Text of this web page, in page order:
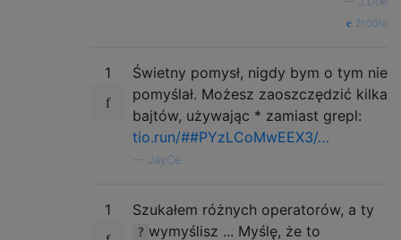
źródło
1
Świetny pomysł, nigdy bym o tym nie
pomyślał. Możesz zaoszczędzić kilka
bajtów, używając * zamiast grepl:
tio.run/##PYzLCoMwEEX3/…
JayCe
1 Szukałem różnych operatorów, a ty
? wymyślisz ... Myślę, że to